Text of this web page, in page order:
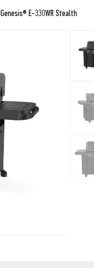
Genesis® E-330WR Stealth